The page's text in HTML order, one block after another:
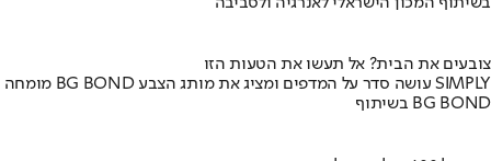
צובעים את הבית? אל תעשו את הטעות הזו
מומחה BG BOND עושה סדר על המדפים ומציג את מותג הצבע SIMPLY
בשיתוף BG BOND